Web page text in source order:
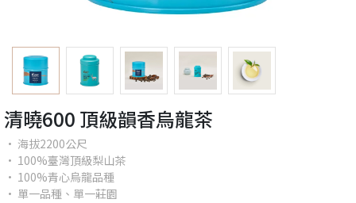
清曉600 頂級韻香烏龍茶
• 海拔2200公尺
• 100%臺灣頂級梨山茶
• 100%青心烏龍品種
• 單一品種、單一莊園